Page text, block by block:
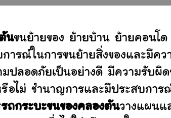
นขนย้ายของ ย้ายบ้าน ย้ายคอนโ
รณ์ในการขนย้ายสิ่งของและมีคว
มปลอดภัยเป็นอย่างดี มีความรับ
รือไม่ ชำนาญการและมีประสบก
รถกระบะขนของคลองตันวางแผนแ